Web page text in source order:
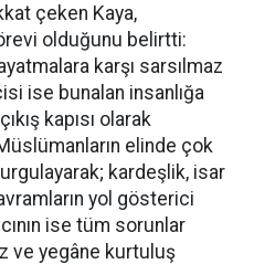
çeken Kaya,
olduğunu belirtti:
karşı sarsılmaz
ise bunalan insanlığa
kapısı olarak
elinde çok
kardeşlik, isar
yol gösterici
ise tüm sorunlar
ve yegâne kurtuluş